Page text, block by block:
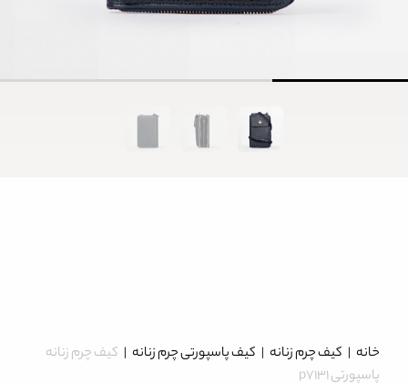
خانه | کیف چرم زنانه| کیف پاسپورتی چرم زنانه| کیف چرم زنانه
پاسپورتی p7131